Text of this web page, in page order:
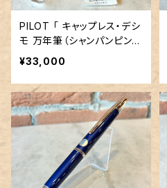
PILOT 「 キャップレス・デシ
モ 万年筆（シャンパンピン
ク）」／字幅M／18金ペン先
¥33,000